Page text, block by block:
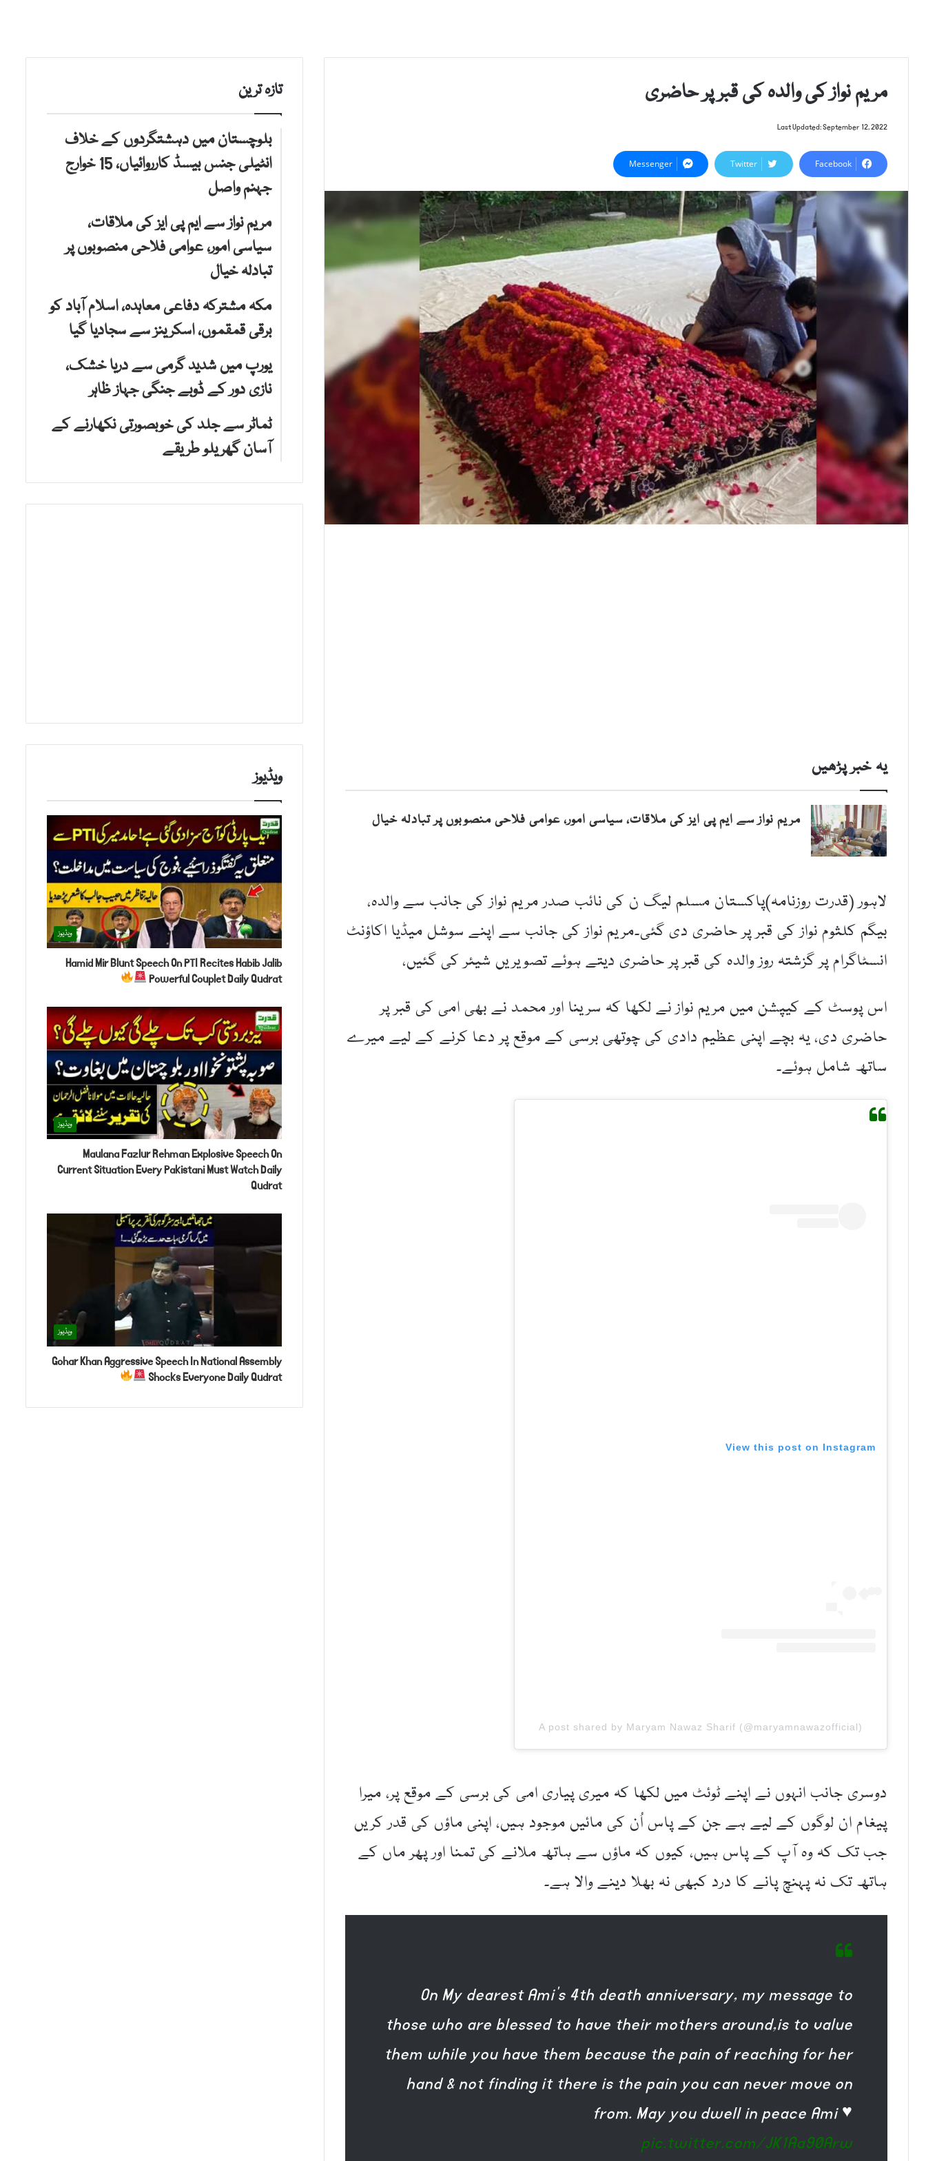
مریم نواز کی والدہ کی قبر پر حاضری
Last Updated: September 12, 2022
Facebook
Twitter
Messenger
یہ خبر پڑھیں
مریم نواز سے ایم پی ایز کی ملاقات، سیاسی امور، عوامی فلاحی منصوبوں پر تبادلہ خیال
لاہور (قدرت روزنامہ)پاکستان مسلم لیگ ن کی نائب صدر مریم نواز کی جانب سے والدہ،
بیگم کلثوم نواز کی قبر پر حاضری دی گئی۔مریم نواز کی جانب سے اپنے سوشل میڈیا اکاؤنٹ
انسٹاگرام پر گزشتہ روز والدہ کی قبر پر حاضری دیتے ہوئے تصویریں شیئر کی گئیں،
اس پوسٹ کے کیپشن میں مریم نواز نے لکھا کہ سرینا اور محمد نے بھی امی کی قبر پر
حاضری دی، یہ بچے اپنی عظیم دادی کی چوتھی برسی کے موقع پر دعا کرنے کے لیے میرے
ساتھ شامل ہوئے۔
View this post on Instagram
A post shared by Maryam Nawaz Sharif (@maryamnawazofficial)
دوسری جانب انہوں نے اپنے ٹوئٹ میں لکھا کہ میری پیاری امی کی برسی کے موقع پر، میرا
پیغام ان لوگوں کے لیے ہے جن کے پاس اُن کی مائیں موجود ہیں، اپنی ماؤں کی قدر کریں
جب تک کہ وہ آپ کے پاس ہیں، کیوں کہ ماؤں سے ہاتھ ملانے کی تمنا اور پھر ماں کے
ہاتھ تک نہ پہنچ پانے کا درد کبھی نہ بھلا دینے والا ہے۔
On My dearest Ami’s 4th death anniversary, my message to
those who are blessed to have their mothers around,is to value
them while you have them because the pain of reaching for her
hand & not finding it there is the pain you can never move on
from. May you dwell in peace Ami ♥️
pic.twitter.com/JK1Aa90Arw
تازہ ترین
بلوچستان میں دہشتگردوں کے خلاف
انٹیلی جنس بیسڈ کارروائیاں، 15 خوارج
جہنم واصل
مریم نواز سے ایم پی ایز کی ملاقات،
سیاسی امور، عوامی فلاحی منصوبوں پر
تبادلہ خیال
مکہ مشترکہ دفاعی معاہدہ، اسلام آباد کو
برقی قمقموں، اسکرینز سے سجادیا گیا
یورپ میں شدید گرمی سے دریا خشک،
نازی دور کے ڈوبے جنگی جہاز ظاہر
ٹماٹر سے جلد کی خوبصورتی نکھارنے کے
آسان گھریلو طریقے
ویڈیوز
ویڈیوز
Hamid Mir Blunt Speech On PTI Recites Habib Jalib
Powerful Couplet Daily Qudrat
ویڈیوز
Maulana Fazlur Rehman Explosive Speech On
Current Situation Every Pakistani Must Watch Daily
Qudrat
ویڈیوز
Gohar Khan Aggressive Speech In National Assembly
Shocks Everyone Daily Qudrat